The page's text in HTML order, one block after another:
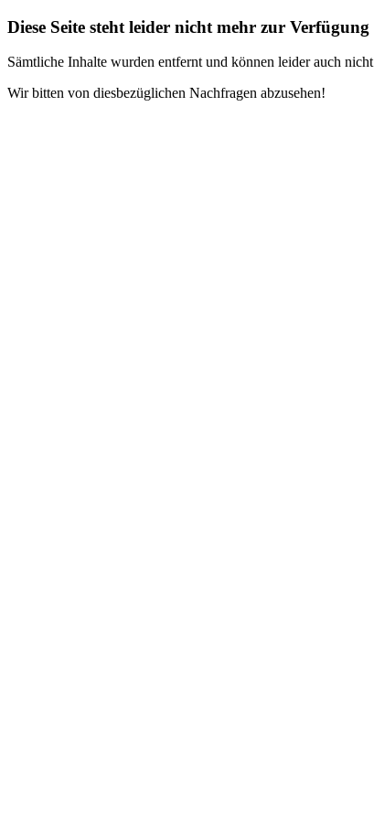
Diese Seite steht leider nicht mehr zur Verfügung
Sämtliche Inhalte wurden entfernt und können leider auch
Wir bitten von diesbezüglichen Nachfragen abzusehen!